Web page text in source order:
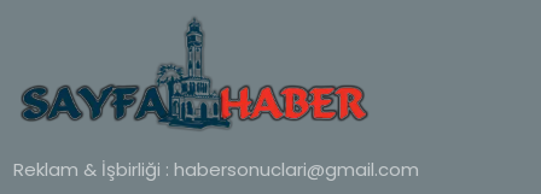
Reklam & İşbirliği : habersonuclari@gmail.com